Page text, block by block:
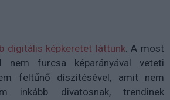
digitális képkeretet láttunk. A most
nem furcsa képarányával veteti
feltűnő díszítésével, amit nem
inkább divatosnak, trendinek